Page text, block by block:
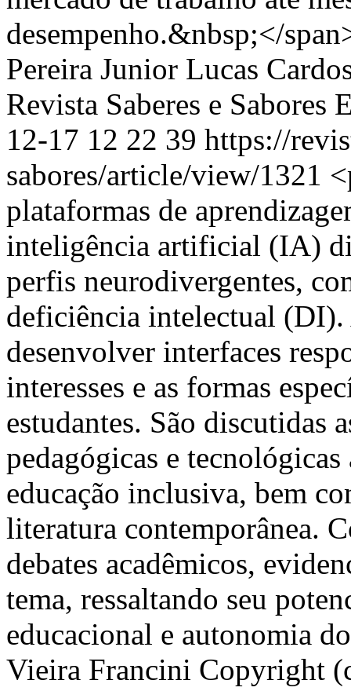
desempenho.&nbsp;</
Pereira Junior Lucas
Revista Saberes e Sabores
12-17 12 22 39 https://
sabores/article/view/1321
plataformas de
inteligência artificial (IA)
perfis neurodivergentes,
deficiência intelectual (DI).
desenvolver interfaces
interesses e as formas
estudantes. São discutidas
pedagógicas e
educação inclusiva, bem
literatura contemporânea.
debates acadêmicos,
tema, ressaltando seu
educacional e autonomia
Vieira Francini Copyright